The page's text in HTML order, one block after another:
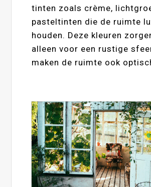
tinten zoals crème,
pasteltinten die de ruimte
houden. Deze kleuren
alleen voor een rustige
maken de ruimte ook